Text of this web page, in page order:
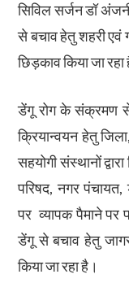
सिविल सर्जन डॉ
से बचाव हेतु शहरी एवं
छिड़काव किया जा रहा
डेंगू रोग के संक्रमण
क्रियान्वयन हेतु
सहयोगी संस्थानों
परिषद, नगर पंचायत,
पर व्यापक पैमाने पर
डेंगू से बचाव हेतु
किया जा रहा है।